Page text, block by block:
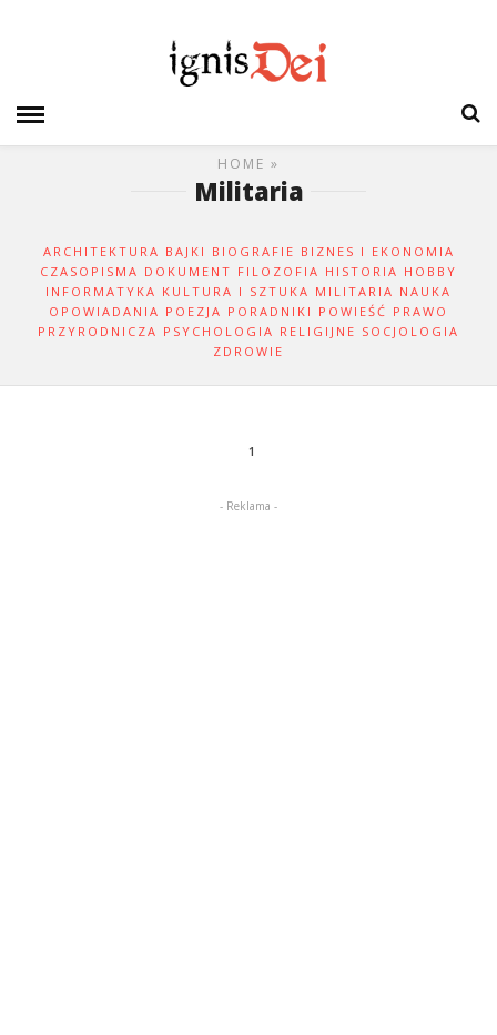
HOME »
Militaria
ARCHITEKTURA BAJKI BIOGRAFIE BIZNES I EKONOMIA
CZASOPISMA DOKUMENT FILOZOFIA HISTORIA HOBBY
INFORMATYKA KULTURA I SZTUKA MILITARIA NAUKA
OPOWIADANIA POEZJA PORADNIKI POWIEŚĆ PRAWO
PRZYRODNICZA PSYCHOLOGIA RELIGIJNE SOCJOLOGIA
ZDROWIE
1
- Reklama -